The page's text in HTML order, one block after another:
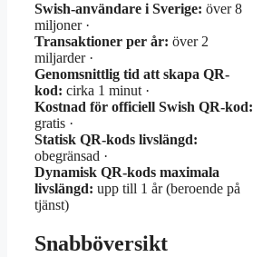
Swish-användare i Sverige: över 8
miljoner ·
Transaktioner per år: över 2
miljarder ·
Genomsnittlig tid att skapa QR-
kod: cirka 1 minut ·
Kostnad för officiell Swish QR-kod:
gratis ·
Statisk QR-kods livslängd:
obegränsad ·
Dynamisk QR-kods maximala
livslängd: upp till 1 år (beroende på
tjänst)
Snabböversikt